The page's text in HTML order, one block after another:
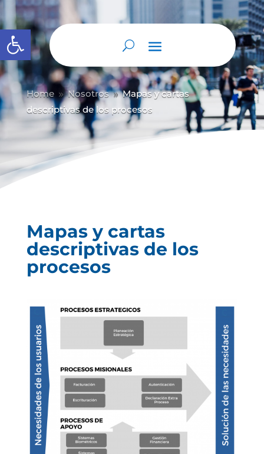
Abrir barra de herramientas
Home 9 Nosotros 9 Mapas y cartas
descriptivas de los procesos
Mapas y cartas
descriptivas de los
procesos